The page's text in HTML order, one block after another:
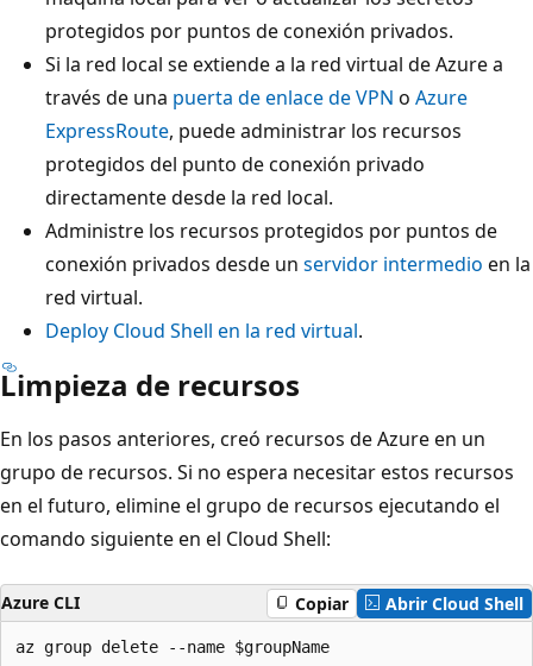
protegidos por puntos de conexión privados.
Si la red local se extiende a la red virtual de Azure a
través de una puerta de enlace de VPN o Azure
ExpressRoute, puede administrar los recursos
protegidos del punto de conexión privado
directamente desde la red local.
Administre los recursos protegidos por puntos de
conexión privados desde un servidor intermedio en la
red virtual.
Deploy Cloud Shell en la red virtual.
Limpieza de recursos
En los pasos anteriores, creó recursos de Azure en un
grupo de recursos. Si no espera necesitar estos recursos
en el futuro, elimine el grupo de recursos ejecutando el
comando siguiente en el Cloud Shell:
Azure CLI Copiar Abrir Cloud Shell